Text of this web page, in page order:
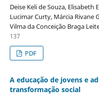
Deise Keli de Souza, Elisabeth
Lucimar Curty, Márcia Rivane
Vilma da Conceição Braga
137
PDF
A educação de jovens e
transformação social